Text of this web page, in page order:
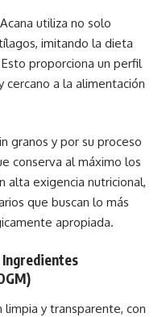
utiliza no solo
imitando la dieta
proporciona un perfil
a la alimentación
granos y por su proceso
conserva al máximo los
alta exigencia nutricional,
que buscan lo más
apropiada.
y transparente, con